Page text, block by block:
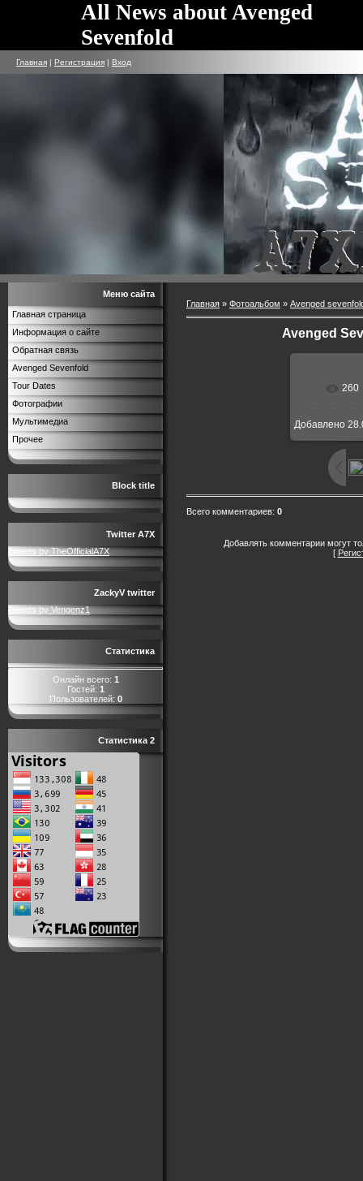
All News about Avenged
Sevenfold
Главная | Регистрация | Вход
Меню сайта
Главная страница
Информация о сайте
Обратная связь
Avenged Sevenfold
Tour Dates
Фотографии
Мультимедиа
Прочее
Block title
Twitter A7X
Tweets by TheOfficialA7X
ZackyV twitter
Tweets by Vengenz1
Статистика
Онлайн всего: 1
Гостей: 1
Пользователей: 0
Статистика 2
Главная » Фотоальбом » Avenged
Avenged
260
Добавлено
Всего комментариев: 0
Добавлять комментарии могут
[